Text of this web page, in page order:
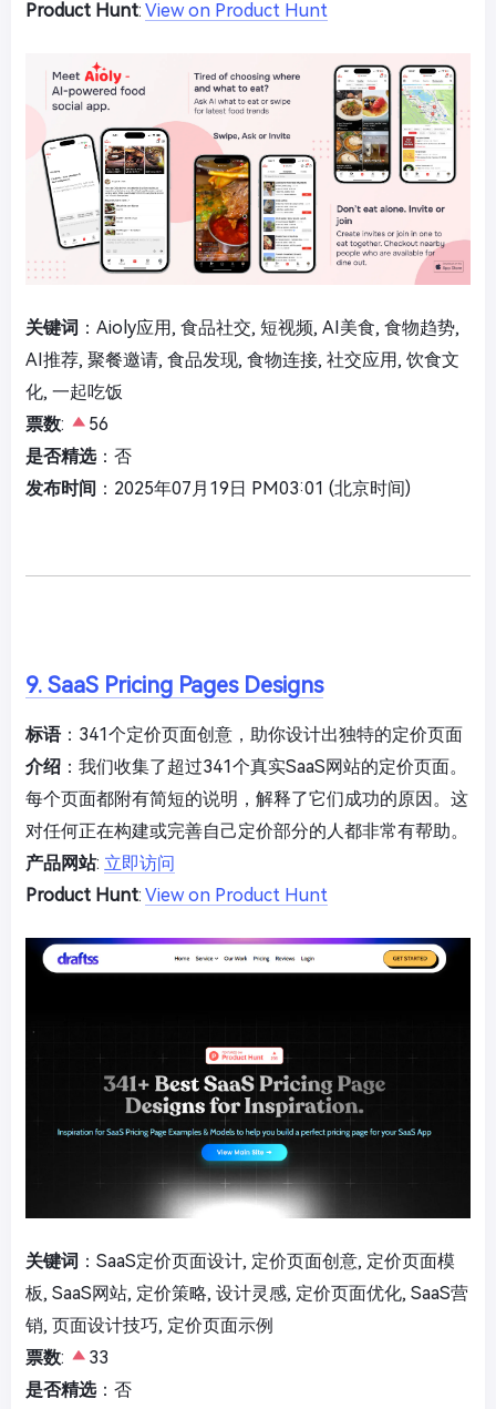
Product Hunt: View on Product Hunt
关键词 ：Aioly应用, 食品社交, 短视频, AI美食, 食物趋势,
AI推荐, 聚餐邀请, 食品发现, 食物连接, 社交应用, 饮食文
化, 一起吃饭
票数:
56
是否精选：否
发布时间 ：2025年07月19日 PM03:01 (北京时间)
9. SaaS Pricing Pages Designs
标语：341个定价页面创意，助你设计出独特的定价页面
介绍 ：我们收集了超过341个真实SaaS网站的定价页面。
每个页面都附有简短的说明，解释了它们成功的原因。这
对任何正在构建或完善自己定价部分的人都非常有帮助。
产品网站: 立即访问
Product Hunt: View on Product Hunt
关键词 ：SaaS定价页面设计, 定价页面创意, 定价页面模
板, SaaS网站, 定价策略, 设计灵感, 定价页面优化, SaaS营
销, 页面设计技巧, 定价页面示例
票数:
33
是否精选：否